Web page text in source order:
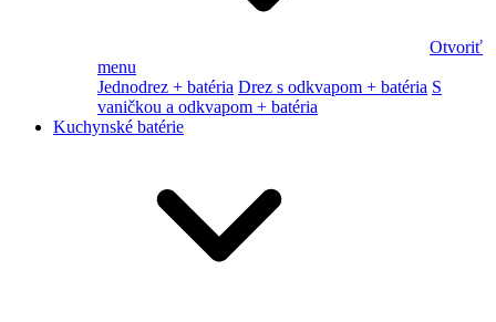
Otvoriť
menu
Jednodrez + batéria Drez s odkvapom + batéria S
vaničkou a odkvapom + batéria
Kuchynské batérie